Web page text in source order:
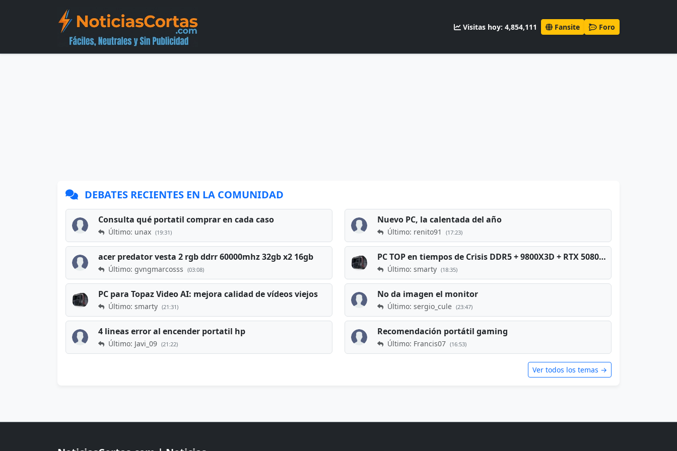
Visitas hoy: 4,854,111 Fansite Foro
DEBATES RECIENTES EN LA COMUNIDAD
Consulta qué portatil comprar en cada caso
Último: unax (19:31)
Nuevo PC, la calentada del año
Último: renito91 (17:23)
acer predator vesta 2 rgb ddrr 60000mhz 32gb x2 16gb
Último: gvngmarcosss (03:08)
PC TOP en tiempos de Crisis DDR5 + 9800X3D + RTX 5080 [2026][2400€]
Último: smarty (18:35)
PC para Topaz Video AI: mejora calidad de vídeos viejos
Último: smarty (21:31)
No da imagen el monitor
Último: sergio_cule (23:47)
4 lineas error al encender portatil hp
Último: Javi_09 (21:22)
Recomendación portátil gaming
Último: Francis07 (16:53)
Ver todos los temas →